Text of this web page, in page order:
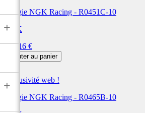
+
+
Bougie NGK Racing - R0451C-10
NGK
Prix
518,16 €
Ajouter au panier
Exclusivité web !
Bougie NGK Racing - R0465B-10